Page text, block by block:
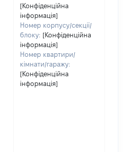
[Конфіденційна
інформація]
Номер корпусу/секції/
блоку: [Конфіденційна
інформація]
Номер квартири/
кімнати/гаражу:
[Конфіденційна
інформація]